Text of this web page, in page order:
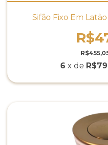
Sifão Fixo Em
6 x de